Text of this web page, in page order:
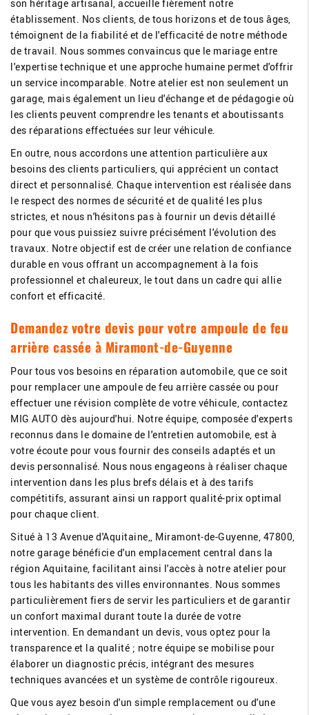
son héritage artisanal, accueille fièrement notre
établissement. Nos clients, de tous horizons et de tous âges,
témoignent de la fiabilité et de l'efficacité de notre méthode
de travail. Nous sommes convaincus que le mariage entre
l'expertise technique et une approche humaine permet d'offrir
un service incomparable. Notre atelier est non seulement un
garage, mais également un lieu d'échange et de pédagogie où
les clients peuvent comprendre les tenants et aboutissants
des réparations effectuées sur leur véhicule.
En outre, nous accordons une attention particulière aux
besoins des clients particuliers, qui apprécient un contact
direct et personnalisé. Chaque intervention est réalisée dans
le respect des normes de sécurité et de qualité les plus
strictes, et nous n'hésitons pas à fournir un devis détaillé
pour que vous puissiez suivre précisément l'évolution des
travaux. Notre objectif est de créer une relation de confiance
durable en vous offrant un accompagnement à la fois
professionnel et chaleureux, le tout dans un cadre qui allie
confort et efficacité.
Demandez votre devis pour votre ampoule de feu
arrière cassée à Miramont-de-Guyenne
Pour tous vos besoins en réparation automobile, que ce soit
pour remplacer une ampoule de feu arrière cassée ou pour
effectuer une révision complète de votre véhicule, contactez
MIG AUTO dès aujourd'hui. Notre équipe, composée d'experts
reconnus dans le domaine de l'entretien automobile, est à
votre écoute pour vous fournir des conseils adaptés et un
devis personnalisé. Nous nous engageons à réaliser chaque
intervention dans les plus brefs délais et à des tarifs
compétitifs, assurant ainsi un rapport qualité-prix optimal
pour chaque client.
Situé à 13 Avenue d'Aquitaine,, Miramont-de-Guyenne, 47800,
notre garage bénéficie d'un emplacement central dans la
région Aquitaine, facilitant ainsi l'accès à notre atelier pour
tous les habitants des villes environnantes. Nous sommes
particulièrement fiers de servir les particuliers et de garantir
un confort maximal durant toute la durée de votre
intervention. En demandant un devis, vous optez pour la
transparence et la qualité ; notre équipe se mobilise pour
élaborer un diagnostic précis, intégrant des mesures
techniques avancées et un système de contrôle rigoureux.
Que vous ayez besoin d'un simple remplacement ou d'une